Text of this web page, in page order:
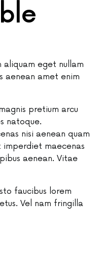
aliquam eget nullam
aenean amet enim
pretium arcu
natoque.
nisi aenean quam
imperdiet maecenas
aenean. Vitae
faucibus lorem
Vel nam fringilla